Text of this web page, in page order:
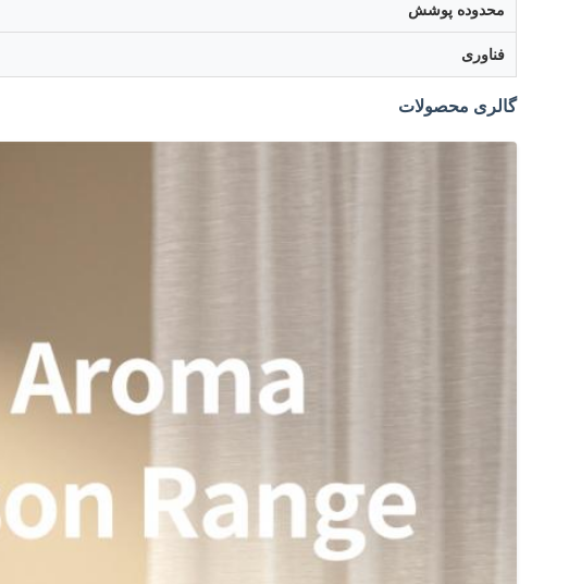
محدوده پوشش
فناوری
گالری محصولات